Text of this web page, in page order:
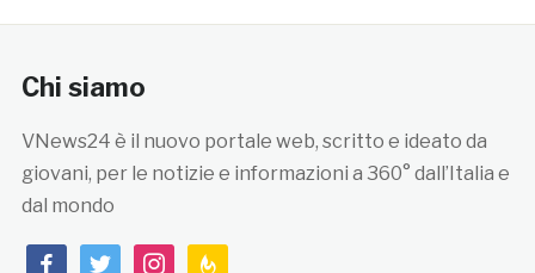
Chi siamo
VNews24 è il nuovo portale web, scritto e ideato da
giovani, per le notizie e informazioni a 360° dall’Italia e
dal mondo
facebooktwitterinstagramfeedburner